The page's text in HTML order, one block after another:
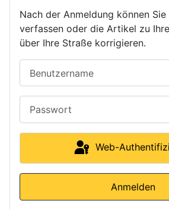
Nach der Anmeldung können
verfassen oder die Artikel zu
über Ihre Straße korrigieren.
Web-
Anmelden